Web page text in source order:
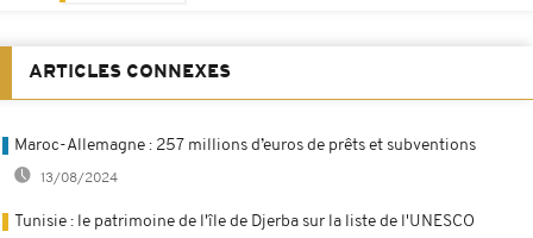
ARTICLES CONNEXES
Maroc-Allemagne : 257 millions d’euros de prêts et subventions
13/08/2024
Tunisie : le patrimoine de l'île de Djerba sur la liste de l'UNESCO